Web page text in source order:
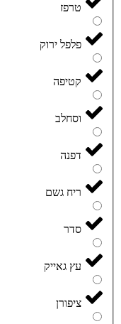
טרפז
פלפל ירוק
קטיפה
וסחלב
דפנה
ריח גשם
סדר
עץ גאייק
ציפורן